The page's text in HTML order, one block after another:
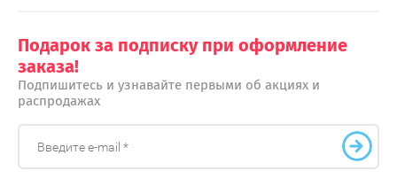
Подарок за подписку при оформление
заказа!
Подпишитесь и узнавайте первыми об акциях и
распродажах